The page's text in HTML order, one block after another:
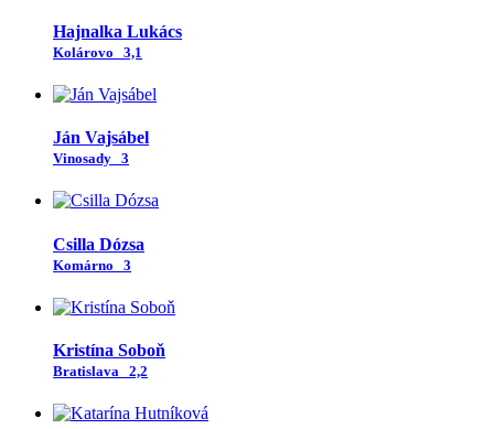
Hajnalka Lukács
Kolárovo 3,1
Ján Vajsábel
Vinosady 3
Csilla Dózsa
Komárno 3
Kristína Soboň
Bratislava 2,2